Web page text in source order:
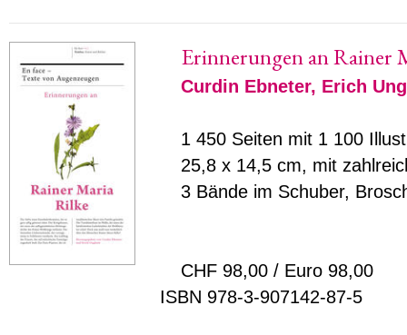
Erinnerungen an Rainer
Curdin Ebneter, Erich
1 450 Seiten mit 1 100
25,8 x 14,5 cm, mit
3 Bände im Schuber,
CHF 98,00 / Euro 98,00
ISBN 978-3-907142-87-5